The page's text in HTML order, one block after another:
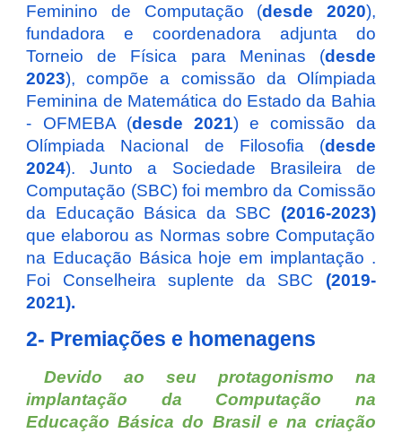
Feminino de Computação (desde 2020),
fundadora e coordenadora adjunta do
Torneio de Física para Meninas (desde
2023), compõe a comissão da Olímpiada
Feminina de Matemática do Estado da Bahia
- OFMEBA (desde 2021) e comissão da
Olímpiada Nacional de Filosofia (desde
2024). Junto a Sociedade Brasileira de
Computação (SBC)foi membro da Comissão
da Educação Básica da SBC (2016-2023)
que elaborou as Normas sobre Computação
na Educação Básica hoje em implantação .
Foi Conselheira suplente da SBC (2019-
2021).
2- Premiações e homenagens
Devido ao seu protagonismo na
implantação da Computação na
Educação Básica do Brasil e na criação